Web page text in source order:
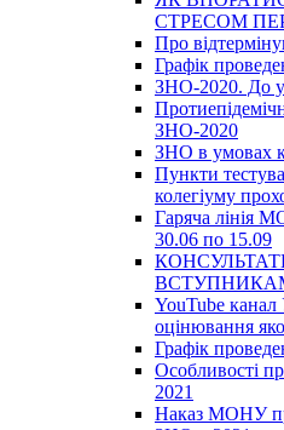
СТРЕСОМ
Про
Графік
ЗНО-2020. До
ЗНО-2020
ЗНО в умовах
Пункти
колегіуму
Гаряча лінія
30.06 по 15.09
YouTube канал
оцінювання
Графік
Особливості
2021
Наказ МОНУ